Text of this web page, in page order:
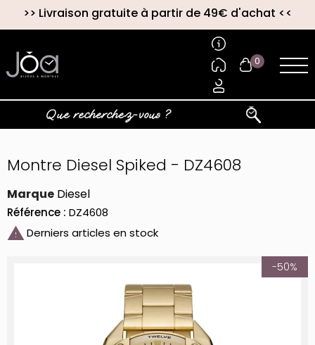
>> Livraison gratuite à partir de 49€ d'achat <<
0
Montre Diesel Spiked - DZ4608
Marque Diesel
Référence : DZ4608
 Derniers articles en stock
-50%